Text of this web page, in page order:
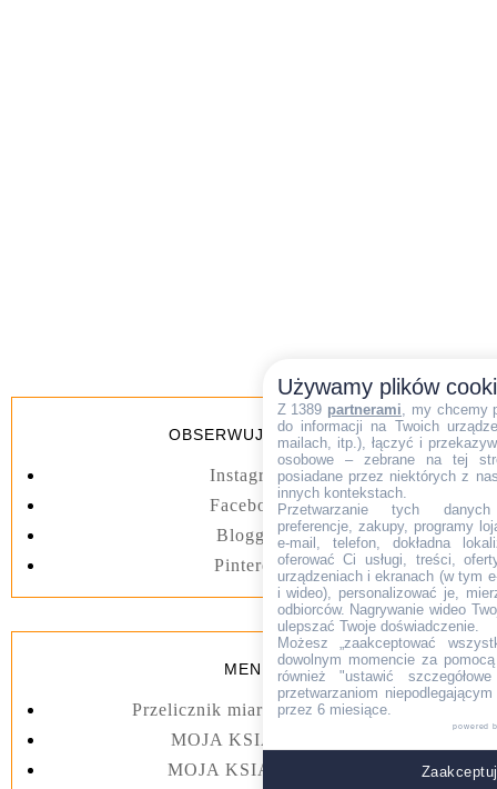
OBSERWUJ BLOGA
Instagram
Facebook
Blogger
Pinterest
MENU
Przelicznik miar kuchennych
MOJA KSIĄŻKA I
MOJA KSIĄŻKA II
Używamy plików
Z 1389 partnerami, my chcemy
do informacji na Twoich
mailach, itp.), łączyć i
osobowe – zebrane na tej
posiadane przez niektórych z
innych kontekstach.
Przetwarzanie tych danych
preferencje, zakupy, programy
e-mail, telefon, dokładna
oferować Ci usługi, treści,
urządzeniach i ekranach (w tym
i wideo), personalizować je,
odbiorców. Nagrywanie wideo
ulepszać Twoje doświadczenie.
Możesz „zaakceptować
dowolnym momencie za
również "ustawić
przetwarzaniom
przez 6 miesiące.
powered